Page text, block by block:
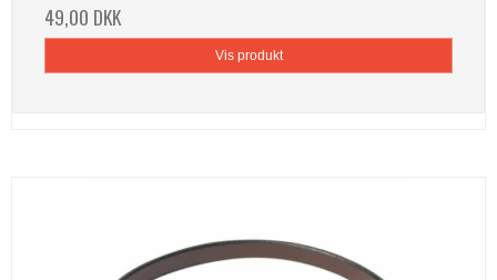
49,00 DKK
Vis produkt